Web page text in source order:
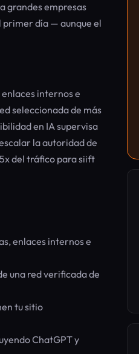
grandes empresas
primer día — aunque el
internos e
seleccionada de más
en IA supervisa
la autoridad de
del tráfico para siift
enlaces internos e
una red verificada de
tu sitio
ChatGPT y